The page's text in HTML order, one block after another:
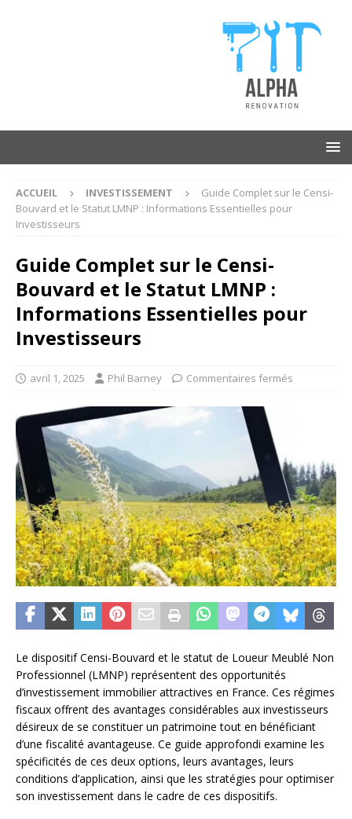
ACCUEIL INVESTISSEMENT
Guide Complet sur le Censi-
Bouvard et le Statut LMNP : Informations Essentielles pour
Investisseurs
Guide Complet sur le Censi-
Bouvard et le Statut LMNP :
Informations Essentielles pour
Investisseurs
avril 1, 2025 Phil Barney Commentaires fermés
Le dispositif Censi-Bouvard et le statut de Loueur Meublé Non
Professionnel (LMNP) représentent des opportunités
d’investissement immobilier attractives en France. Ces régimes
fiscaux offrent des avantages considérables aux investisseurs
désireux de se constituer un patrimoine tout en bénéficiant
d’une fiscalité avantageuse. Ce guide approfondi examine les
spécificités de ces deux options, leurs avantages, leurs
conditions d’application, ainsi que les stratégies pour optimiser
son investissement dans le cadre de ces dispositifs.